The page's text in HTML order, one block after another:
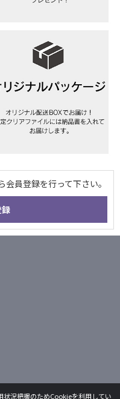
況把握のためCookieを利用してい